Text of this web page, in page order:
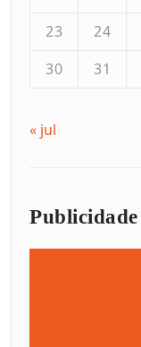
23
24
30
31
« jul
Publicidade